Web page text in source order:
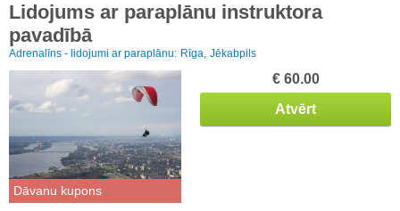
Lidojums ar paraplānu instruktora
pavadībā
Adrenalīns - lidojumi ar paraplānu: Rīga, Jēkabpils
Dāvanu kupons
€ 60.00
Atvērt